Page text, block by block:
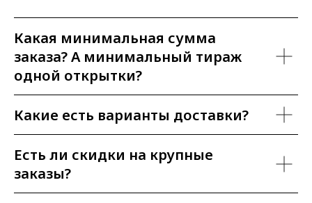
Какая минимальная сумма
заказа? А минимальный тираж
одной открытки?
Какие есть варианты доставки?
Есть ли скидки на крупные
заказы?